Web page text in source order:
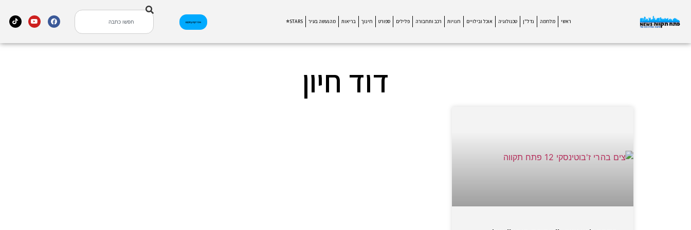
ראשי מלחמה נדל"ן טכנולוגיה אוכל ובילויים חנויות רכב ותחבורה פלילים ספורט חינוך בריאות מהנעשה בעיר STARS⭐ אינדקס עסקים
דוד חיון